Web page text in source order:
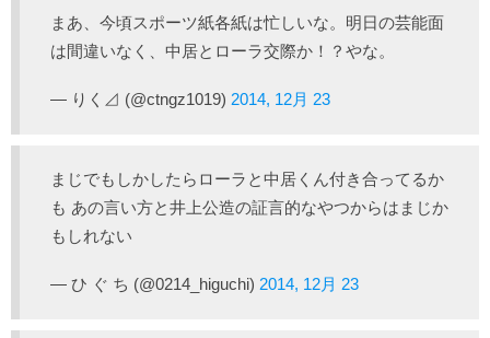
まあ、今頃スポーツ紙各紙は忙しいな。明日の芸能面
は間違いなく、中居とローラ交際か！？やな。
— りく⊿ (@ctngz1019) 2014, 12月 23
まじでもしかしたらローラと中居くん付き合ってるか
も あの言い方と井上公造の証言的なやつからはまじか
もしれない
— ひ ぐ ち (@0214_higuchi) 2014, 12月 23